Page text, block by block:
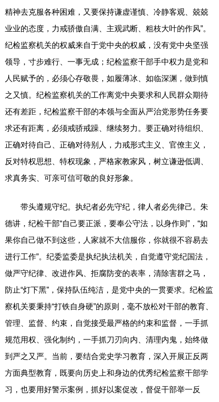
精神去克服各种困难，又要保持谦虚谨慎、冷静客观、兢兢
业业的态度，力戒骄傲自满、主观武断、粗枝大叶的作风”。
纪检监察机关的权威来自于党中央的权威，没有党中央坚强
领导，寸步难行、一事无成；纪检监察干部手中权力是党和
人民赋予的，必须心存敬畏，如履薄冰、如临深渊，做到慎
之又慎。纪检监察机关的工作离党中央要求和人民群众期待
还有差距，纪检监察干部的本领与全面从严治党形势任务要
求还有距离，必须戒骄戒躁、继续努力。要正确对待组织、
正确对待自己、正确对待别人，力戒形式主义、官僚主义，
反对特权思想、特权现象，严格家教家风，树立谦逊低调、
求真务实、可亲可信可敬的良好形象。
带头遵规守纪。执纪者必先守纪，律人者必先律己。朱
德讲，纪检干部“自己要正派，要奉公守法，以身作则”，“如
果你自己做不到这些，人家就不大信服你，你就很不容易去
进行工作”。纪委监委是执纪执法机关，自觉遵守党纪国法，
做严守纪律、改进作风、拒腐防变的表率，清除害群之马，
防止“灯下黑”，保持队伍纯洁，是党中央的一贯要求。纪检监
察机关要秉持“打铁自身硬”的原则，毫不放松对干部的教育、
管理、监督、约束，自觉接受最严格的约束和监督，一手抓
规范用权、强化制约，一手抓刀刃向内、清理内鬼，始终做
到严之又严。当前，要结合党史学习教育，深入开展正反两
方面典型教育，既要向历史上和身边的优秀纪检监察干部学
习，也要用好警示案例，抓好以案促改，督促干部举一反